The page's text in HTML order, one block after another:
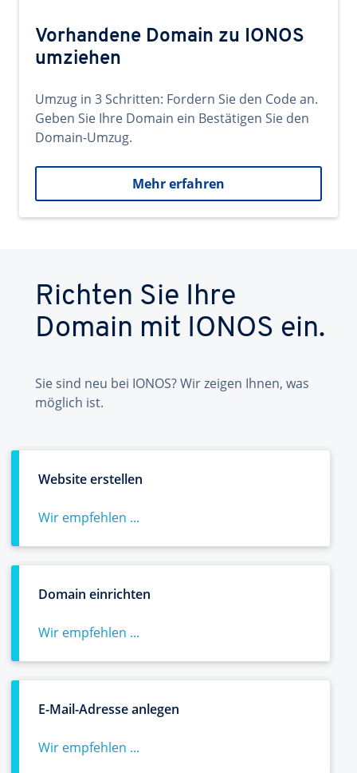
Vorhandene Domain zu IONOS
umziehen
Umzug in 3 Schritten: Fordern Sie den Code an.
Geben Sie Ihre Domain ein Bestätigen Sie den
Domain-Umzug.
Mehr erfahren
Richten Sie Ihre
Domain mit IONOS ein.
Sie sind neu bei IONOS? Wir zeigen Ihnen, was
möglich ist.
Website erstellen
Wir empfehlen ...
Domain einrichten
Wir empfehlen ...
E-Mail-Adresse anlegen
Wir empfehlen ...